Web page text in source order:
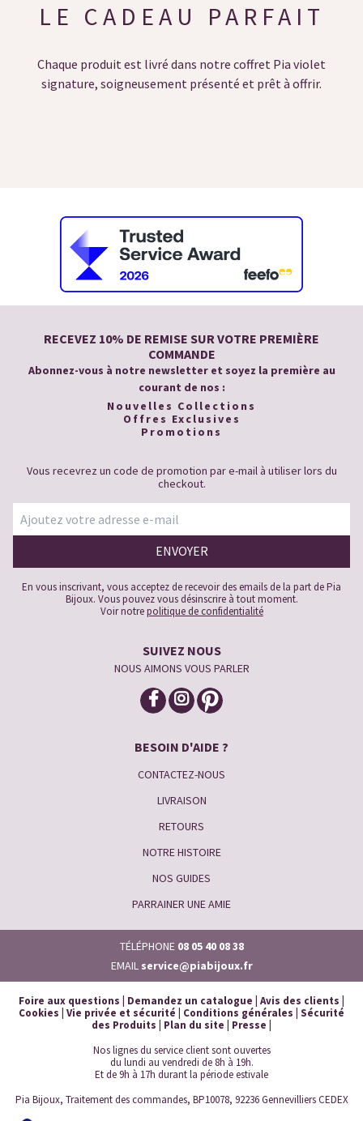
LE CADEAU PARFAIT
Chaque produit est livré dans notre coffret Pia violet
signature, soigneusement présenté et prêt à offrir.
RECEVEZ 10% DE REMISE SUR VOTRE PREMIÈRE
COMMANDE
Abonnez-vous à notre newsletter et soyez la première au
courant de nos :
Nouvelles Collections
Offres Exclusives
Promotions
Vous recevrez un code de promotion par e-mail à utiliser lors du
checkout.
En vous inscrivant, vous acceptez de recevoir des emails de la part de Pia
Bijoux. Vous pouvez vous désinscrire à tout moment.
Voir notrepolitique de confidentialité
SUIVEZ NOUS
NOUS AIMONS VOUS PARLER
BESOIN D'AIDE ?
CONTACTEZ-NOUS
LIVRAISON
RETOURS
NOTRE HISTOIRE
NOS GUIDES
PARRAINER UNE AMIE
TÉLÉPHONE 08 05 40 08 38
EMAIL service@piabijoux.fr
Foire aux questions Demandez un catalogue Avis des clients
Cookies Vie privée et sécurité Conditions générales Sécurité
des Produits
Plan du site Presse
Nos lignes du service client sont ouvertes
du lundi au vendredi de 8h à 19h.
Et de 9h à 17h durant la période estivale
Pia Bijoux, Traitement des commandes, BP10078, 92236 Gennevilliers CEDEX